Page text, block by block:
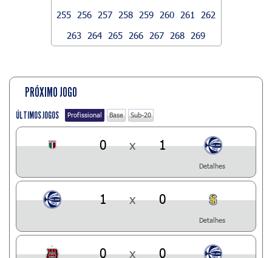
255
256 257 258 259 260 261
262
263
264 265 266 267 268 269
PRÓXIMO JOGO
ÚLTIMOS JOGOS Profissional Base Sub-20
0 x 1
Detalhes
1 x 0
Detalhes
0 x 0